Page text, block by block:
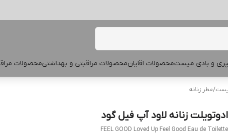
و بادی میستمحصولات اقایانمحصولات مراقبتی و بهداشتیمحصولات
/عطر زنانه
ادوتویلت زنانه لاود آپ فیل گود
FEEL GOOD Loved Up Feel Good Eau de Toilette